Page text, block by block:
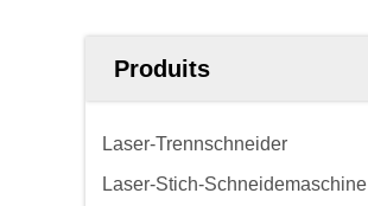
Produits
Laser-Trennschneider
Laser-Stich-Schneidemaschine